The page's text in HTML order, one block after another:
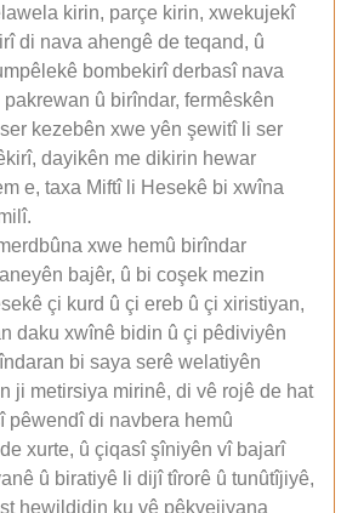
kirin, parçe kirin, xwekujekî
di nava ahengê de teqand, û
bombekirî derbasî nava
û birîndar, fermêskên
kezebên xwe yên şewitî li ser
dayikên me dikirin hewar
e, taxa Miftî li Hesekê bi xwîna
xwe hemû birîndar
bajêr, û bi coşek mezin
çi kurd û çi ereb û çi xiristiyan,
daku xwînê bidin û çi pêdiviyên
bi saya serê welatiyên
ji metirsiya mirinê, di vê rojê de hat
pêwendî di navbera hemû
xurte, û çiqasî şîniyên vî bajarî
û biratiyê li dijî tîrorê û tunûtîjiyê,
hewildidin ku vê pêkvejiyana